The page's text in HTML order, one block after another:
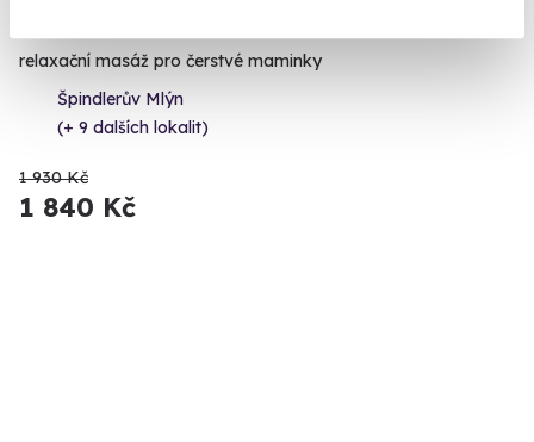
relaxační masáž pro čerstvé maminky
Špindlerův Mlýn
(+ 9 dalších lokalit)
1 930 Kč
1 840 Kč